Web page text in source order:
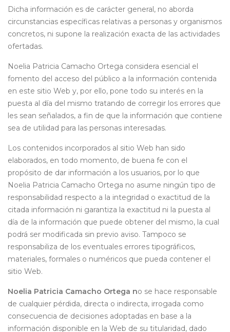
Dicha información es de carácter general, no aborda
circunstancias específicas relativas a personas y organismos
concretos, ni supone la realización exacta de las actividades
ofertadas.
Noelia Patricia Camacho Ortega considera esencial el
fomento del acceso del público a la información contenida
en este sitio Web y, por ello, pone todo su interés en la
puesta al día del mismo tratando de corregir los errores que
les sean señalados, a fin de que la información que contiene
sea de utilidad para las personas interesadas.
Los contenidos incorporados al sitio Web han sido
elaborados, en todo momento, de buena fe con el
propósito de dar información a los usuarios, por lo que
Noelia Patricia Camacho Ortega no asume ningún tipo de
responsabilidad respecto a la integridad o exactitud de la
citada información ni garantiza la exactitud ni la puesta al
día de la información que puede obtener del mismo, la cual
podrá ser modificada sin previo aviso. Tampoco se
responsabiliza de los eventuales errores tipográficos,
materiales, formales o numéricos que pueda contener el
sitio Web.
Noelia Patricia Camacho Ortega no se hace responsable
de cualquier pérdida, directa o indirecta, irrogada como
consecuencia de decisiones adoptadas en base a la
información disponible en la Web de su titularidad, dado